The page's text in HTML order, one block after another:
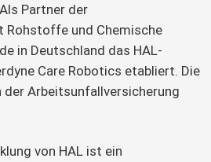
Partner der
Rohstoffe und Chemische
in Deutschland das HAL-
Care Robotics etabliert. Die
Arbeitsunfallversicherung
von HAL ist ein